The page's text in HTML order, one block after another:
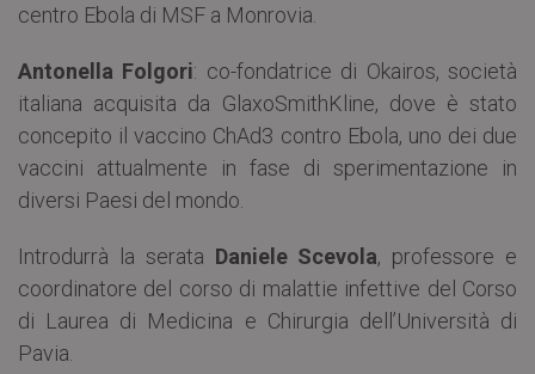
centro Ebola di MSF a Monrovia.
Antonella Folgori: co-fondatrice di Okairos, società
italiana acquisita da GlaxoSmithKline, dove è stato
concepito il vaccino ChAd3 contro Ebola, uno dei due
vaccini attualmente in fase di sperimentazione in
diversi Paesi del mondo.
Introdurrà la serata Daniele Scevola, professore e
coordinatore del corso di malattie infettive del Corso
di Laurea di Medicina e Chirurgia dell’Università di
Pavia.